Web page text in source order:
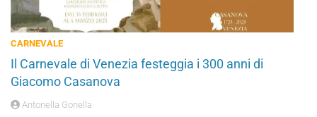
CARNEVALE
Il Carnevale di Venezia festeggia i 300 anni di
Giacomo Casanova
Antonella Gonella